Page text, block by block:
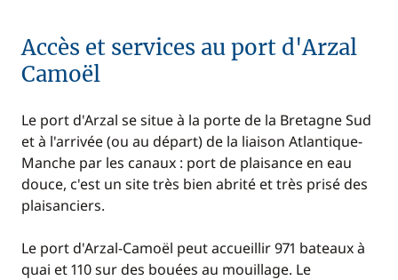
Accès et services au port d'Arzal
Camoël
Le port d'Arzal se situe à la porte de la Bretagne Sud
et à l'arrivée (ou au départ) de la liaison Atlantique-
Manche par les canaux : port de plaisance en eau
douce, c'est un site très bien abrité et très prisé des
plaisanciers.
Le port d'Arzal-Camoël peut accueillir 971 bateaux à
quai et 110 sur des bouées au mouillage. Le